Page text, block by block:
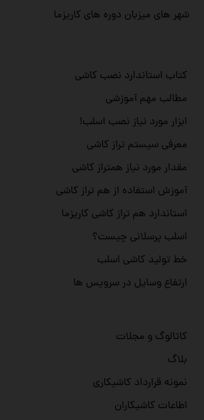
شهر های میزبان دوره های کاریزما
کاتالوگ و مجلات
بلاگ
نمونه قرارداد کاشیکاری
اطاعات کاشیکاران
کتاب استاندارد نصب کاشی
مطالب مهم آموزشی
ابزار مورد نیاز نصب اسلب!
معرفی سیستم تراز کاشی
مقدار مورد نیاز همتراز کاشی
آموزش استفاده از هم تراز کاشی
استاندارد هم تراز کاشی کاریزما
اسلب پرسلانی چیست؟
خط تولید کاشی اسلب
ارتفاع وسایل در سرویس ها